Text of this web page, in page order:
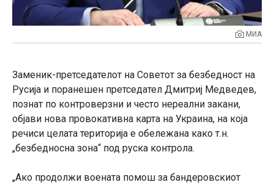
МИА
Заменик-претседателот на Советот за безбедност на
Русија и поранешен претседател Дмитриј Медведев,
познат по контроверзни и често нереални закани,
објави нова провокативна карта на Украина, на која
речиси целата територија е обележана како т.н.
„безбедносна зона“ под руска контрола.
„Ако продолжи воената помош за бандеровскиот